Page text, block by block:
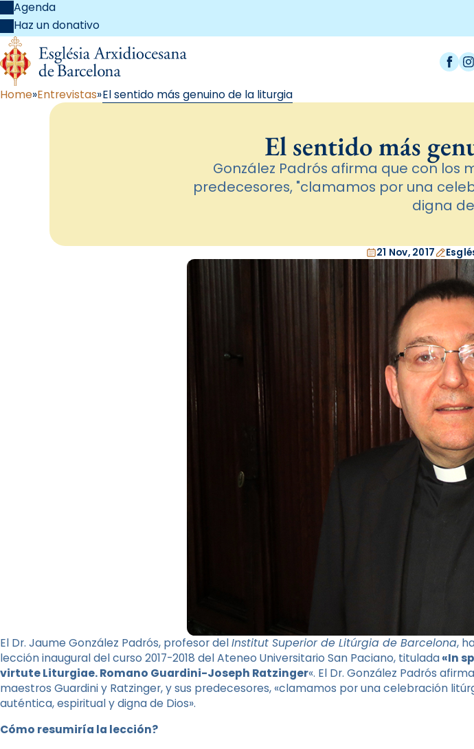
Agenda
Haz un donativo
Home Entrevistas El sentido más genuino de la liturgia
El sentido más
González Padrós afirma que con los
predecesores, "clamamos por una
digna
21 Nov, 2017
El Dr. Jaume González Padrós, profesor delInstitut Superior de Litúrgia de Barcelona,
lección inaugural del curso 2017-2018 del Ateneo Universitario San Paciano, titulada«In
virtute Liturgiae. Romano Guardini-Joseph Ratzinger«. El Dr. González Padrós
maestros Guardini y Ratzinger, y sus predecesores, «clamamos por una celebración
auténtica, espiritual y digna de Dios».
Cómo resumiría la lección?